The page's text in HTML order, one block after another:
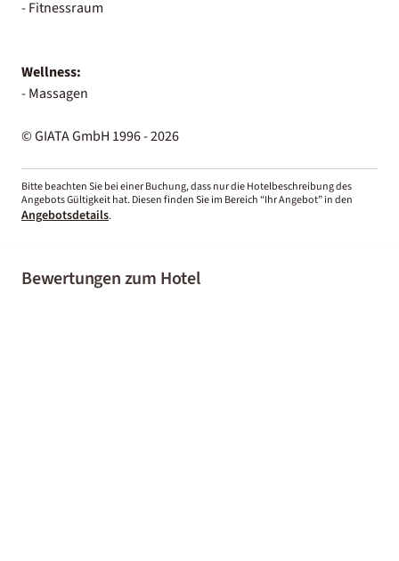
- Fitnessraum
Wellness:
- Massagen
© GIATA GmbH 1996 - 2026
Bitte beachten Sie bei einer Buchung, dass nur die Hotelbeschreibung des
Angebots Gültigkeit hat. Diesen finden Sie im Bereich “Ihr Angebot” in den
Angebotsdetails.
Bewertungen zum Hotel